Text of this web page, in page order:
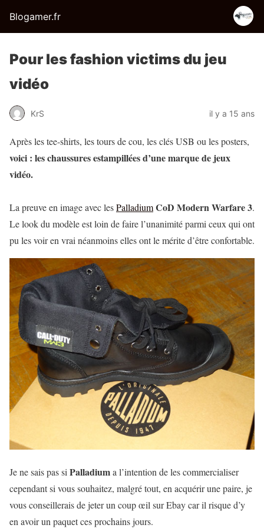
Blogamer.fr
Pour les fashion victims du jeu
vidéo
KrS il y a 15 ans
Après les tee-shirts, les tours de cou, les clés USB ou les posters,
voici : les chaussures estampillées d’une marque de jeux
vidéo.
La preuve en image avec lesPalladiumCoD Modern Warfare 3.
Le look du modèle est loin de faire l’unanimité parmi ceux qui ont
pu les voir en vrai néanmoins elles ont le mérite d’être confortable.
Je ne sais pas siPalladiuma l’intention de les commercialiser
cependant si vous souhaitez, malgré tout, en acquérir une paire, je
vous conseillerais de jeter un coup œil sur Ebay car il risque d’y
en avoir un paquet ces prochains jours.